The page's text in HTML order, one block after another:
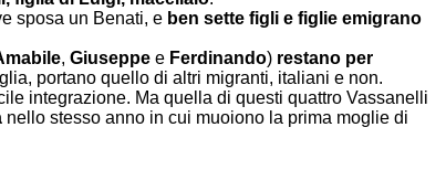
sposa un Benati, e ben sette figli e figlie emigrano
, Giuseppe e Ferdinando) restano per
portano quello di altri migranti, italiani e non.
integrazione. Ma quella di questi quattro Vassanelli
nello stesso anno in cui muoiono la prima moglie di